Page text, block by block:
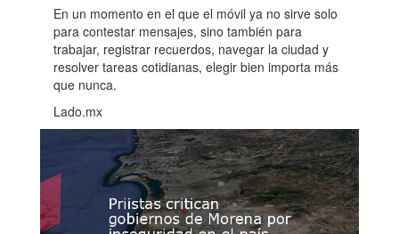
En un momento en el que el móvil ya no sirve solo
para contestar mensajes, sino también para
trabajar, registrar recuerdos, navegar la ciudad y
resolver tareas cotidianas, elegir bien importa más
que nunca.
Lado.mx